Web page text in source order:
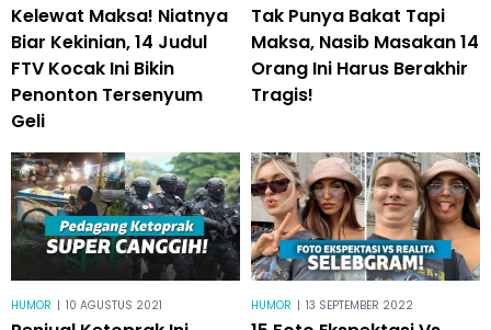
Kelewat Maksa! Niatnya
Biar Kekinian, 14 Judul
FTV Kocak Ini Bikin
Penonton Tersenyum
Geli
Tak Punya Bakat Tapi
Maksa, Nasib Masakan 14
Orang Ini Harus Berakhir
Tragis!
HUMOR | 10 AGUSTUS 2021 HUMOR | 13 SEPTEMBER 2022